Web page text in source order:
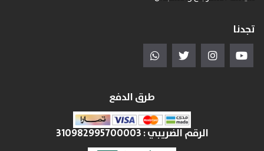
تجدنا
طرق الدفع
الرقم الضريبي :310982995700003